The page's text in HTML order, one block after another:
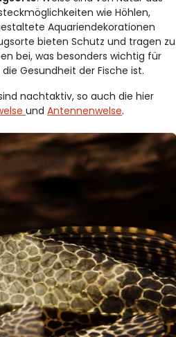
wie Höhlen,
Aquariendekorationen
bieten Schutz und tragen zu
bei, was besonders wichtig für
Gesundheit der Fische ist.
nachtaktiv, so auch die hier
undAntennenwelse.